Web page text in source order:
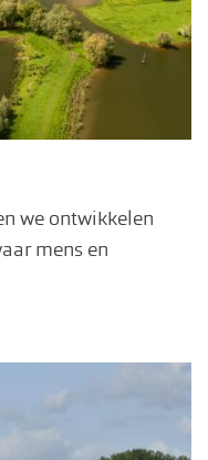
we ontwikkelen
mens en